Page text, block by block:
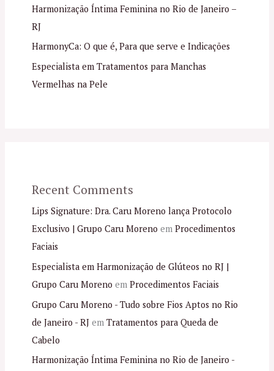
Harmonização Íntima Feminina no Rio de Janeiro –
RJ
HarmonyCa: O que é, Para que serve e Indicações
Especialista em Tratamentos para Manchas
Vermelhas na Pele
Recent Comments
Lips Signature: Dra. Caru Moreno lança Protocolo
Exclusivo | Grupo Caru Moreno em Procedimentos
Faciais
Especialista em Harmonização de Glúteos no RJ |
Grupo Caru Moreno em Procedimentos Faciais
Grupo Caru Moreno - Tudo sobre Fios Aptos no Rio
de Janeiro - RJem Tratamentos para Queda de
Cabelo
Harmonização Íntima Feminina no Rio de Janeiro -